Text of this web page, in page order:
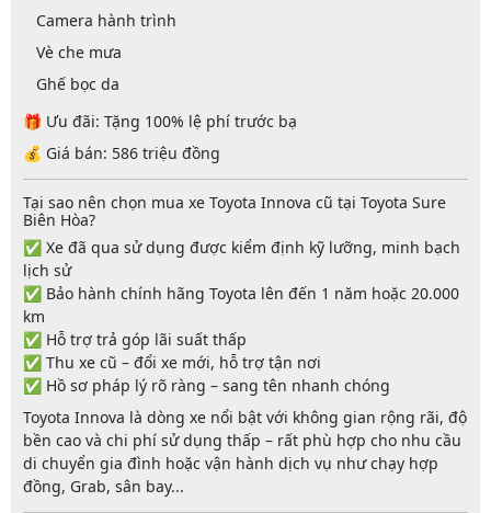
Camera hành trình
Vè che mưa
Ghế bọc da
🎁 Ưu đãi: Tặng 100% lệ phí trước bạ
💰 Giá bán: 586 triệu đồng
Tại sao nên chọn mua xe Toyota Innova cũ tại Toyota Sure
Biên Hòa?
✅ Xe đã qua sử dụng được kiểm định kỹ lưỡng, minh bạch
lịch sử
✅ Bảo hành chính hãng Toyota lên đến 1 năm hoặc 20.000
km
✅ Hỗ trợ trả góp lãi suất thấp
✅ Thu xe cũ – đổi xe mới, hỗ trợ tận nơi
✅ Hồ sơ pháp lý rõ ràng – sang tên nhanh chóng
Toyota Innova là dòng xe nổi bật với không gian rộng rãi, độ
bền cao và chi phí sử dụng thấp – rất phù hợp cho nhu cầu
di chuyển gia đình hoặc vận hành dịch vụ như chạy hợp
đồng, Grab, sân bay...